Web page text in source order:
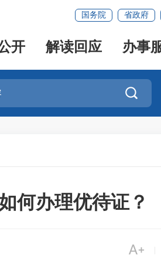
国务院 省政府
开 解读回应 办事

何办理优待证？
